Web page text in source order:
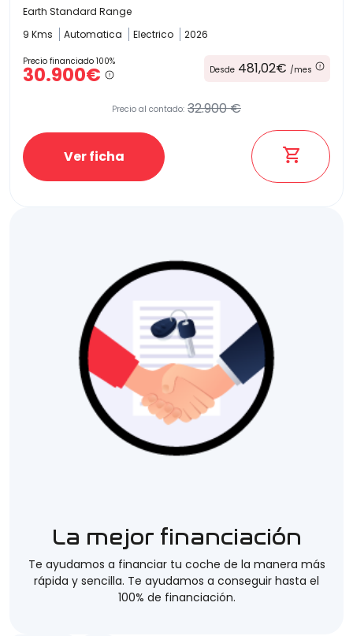
Earth Standard Range
9 Kms
Automatica Electrico 2026
Precio financiado 100%
30.900€ Desde 481,02€ /mes
Precio al contado: 32.900 €
Ver ficha
La mejor financiación
Te ayudamos a financiar tu coche de la manera más
rápida y sencilla. Te ayudamos a conseguir hasta el
100% de financiación.